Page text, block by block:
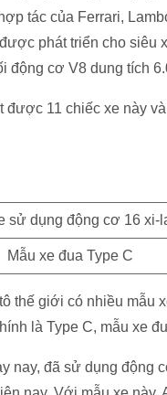
tác của Ferrari,
phát triển cho siêu
cơ V8 dung tích
11 chiếc xe này
Mẫu xe đua Type C
thế giới có nhiều mẫu
là Type C, mẫu xe
nay, đã sử dụng động